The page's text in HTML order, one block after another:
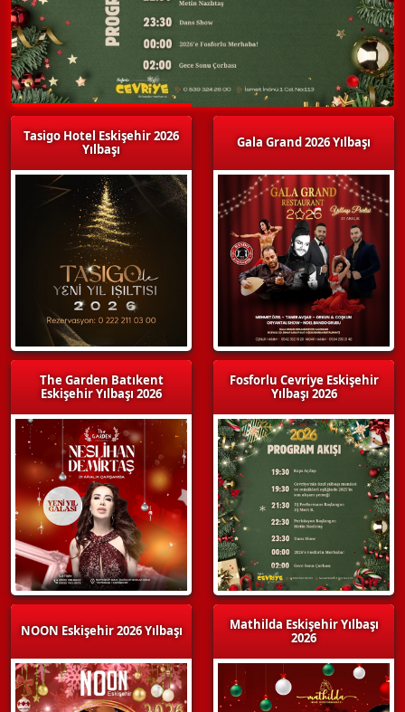
Tasigo Hotel Eskişehir 2026
Yılbaşı
The Garden Batıkent
Eskişehir Yılbaşı 2026
NOON Eskişehir 2026 Yılbaşı
Gala Grand 2026 Yılbaşı
Fosforlu Cevriye Eskişehir
Yılbaşı 2026
Mathilda Eskişehir Yılbaşı
2026